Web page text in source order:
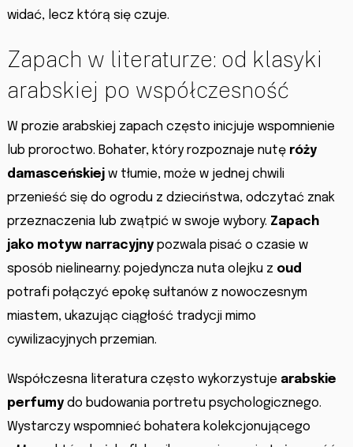
widać, lecz którą się czuje.
Zapach w literaturze: od klasyki
arabskiej po współczesność
W prozie arabskiej zapach często inicjuje wspomnienie
lub proroctwo. Bohater, który rozpoznaje nutę róży
damasceńskiejw tłumie, może w jednej chwili
przenieść się do ogrodu z dzieciństwa, odczytać znak
przeznaczenia lub zwątpić w swoje wybory. Zapach
jako motyw narracyjnypozwala pisać o czasie w
sposób nielinearny: pojedyncza nuta olejku z oud
potrafi połączyć epokę sułtanów z nowoczesnym
miastem, ukazując ciągłość tradycji mimo
cywilizacyjnych przemian.
Współczesna literatura często wykorzystuje arabskie
perfumydo budowania portretu psychologicznego.
Wystarczy wspomnieć bohatera kolekcjonującego